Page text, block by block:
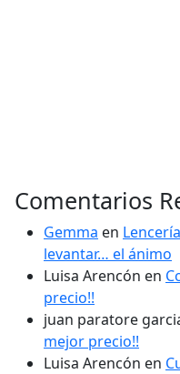
Comentarios
Gemma en
levantar… el ánimo
Luisa Arencón en
precio!!
juan paratore
mejor precio!!
Luisa Arencón en